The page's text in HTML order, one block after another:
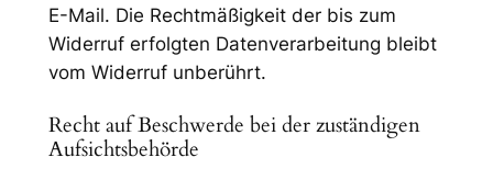
E-Mail. Die Rechtmäßigkeit der bis zum
Widerruf erfolgten Datenverarbeitung bleibt
vom Widerruf unberührt.
Recht auf Beschwerde bei der zuständigen
Aufsichtsbehörde